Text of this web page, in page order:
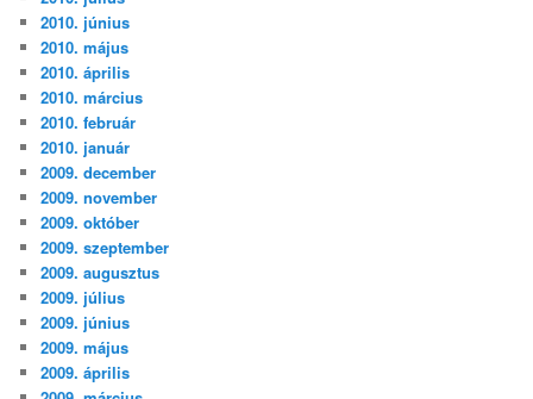
2010. június
2010. május
2010. április
2010. március
2010. február
2010. január
2009. december
2009. november
2009. október
2009. szeptember
2009. augusztus
2009. július
2009. június
2009. május
2009. április